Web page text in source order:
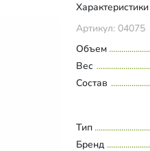
Характеристики
Артикул: 04075
Объем
Вес
Состав
Тип
Бренд